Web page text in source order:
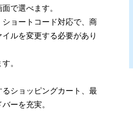
で選べます。
ョートコード対応で、商
ルを変更する必要があり
。
ショッピングカート、最
ーを充実。